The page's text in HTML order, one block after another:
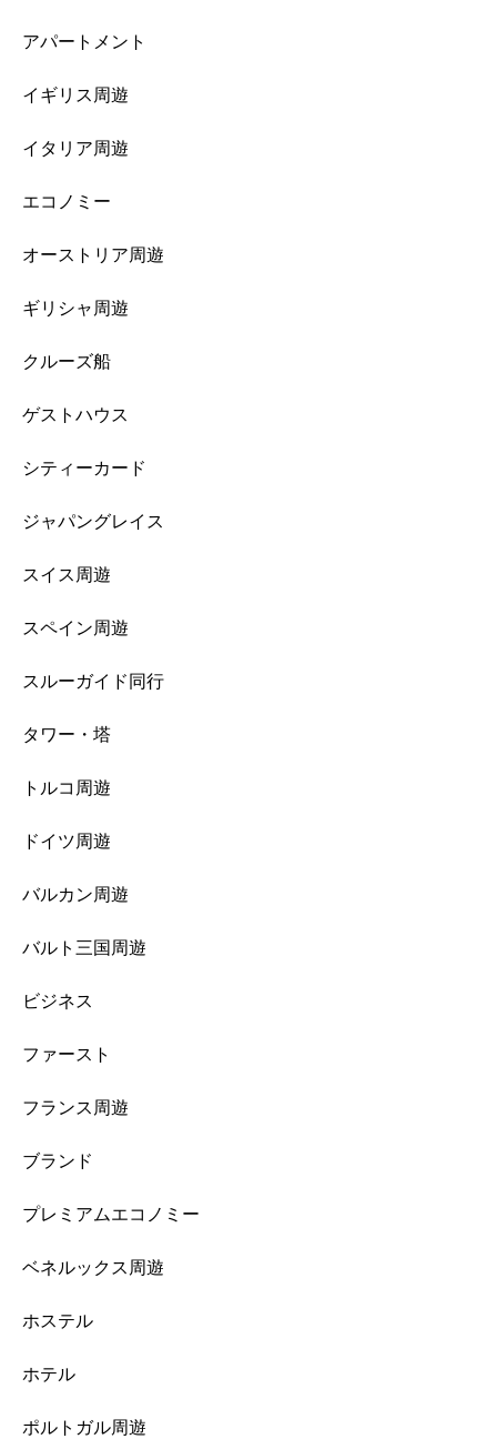
アパートメント
イギリス周遊
イタリア周遊
エコノミー
オーストリア周遊
ギリシャ周遊
クルーズ船
ゲストハウス
シティーカード
ジャパングレイス
スイス周遊
スペイン周遊
スルーガイド同行
タワー・塔
トルコ周遊
ドイツ周遊
バルカン周遊
バルト三国周遊
ビジネス
ファースト
フランス周遊
ブランド
プレミアムエコノミー
ベネルックス周遊
ホステル
ホテル
ポルトガル周遊